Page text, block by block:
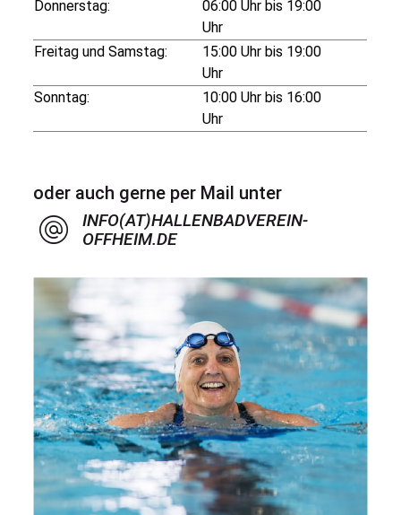
Donnerstag:
06:00 Uhr bis 19:00
Uhr
Freitag und Samstag:
15:00 Uhr bis 19:00
Uhr
Sonntag:
10:00 Uhr bis 16:00
Uhr
oder auch gerne per Mail unter
INFO(AT)HALLENBADVEREIN-
OFFHEIM.DE